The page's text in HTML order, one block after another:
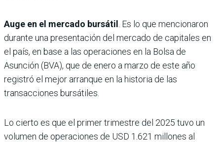
Auge en el mercado bursátil
. Es lo que mencionaron
durante una presentación del mercado de capitales en
el país, en base a las operaciones en la Bolsa de
Asunción (BVA), que de enero a marzo de este año
registró el mejor arranque en la historia de las
transacciones bursátiles.
Lo cierto es que el primer trimestre del 2025 tuvo un
volumen de operaciones de USD 1.621 millones al